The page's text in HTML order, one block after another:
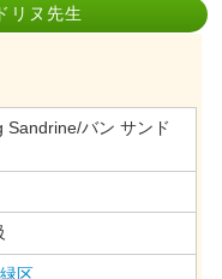
リヌ先生
Sandrine/バン サンド
区